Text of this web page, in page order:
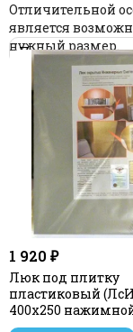
люки под
Визионер
под плитку
Практика
люки под
Практика
люки под
Практика
люки под
Практика
люки под
Практика
люки со
ВС Групп
Кинетик
Отличительной
является
нужный размер.
1 920 ₽
Люк под плитку
пластиковый
400х250